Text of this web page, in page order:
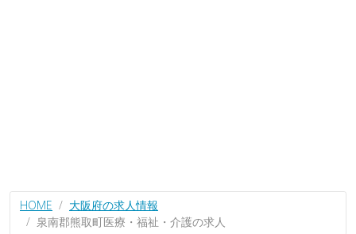
HOME
大阪府の求人情報
泉南郡熊取町医療・福祉・介護の求人